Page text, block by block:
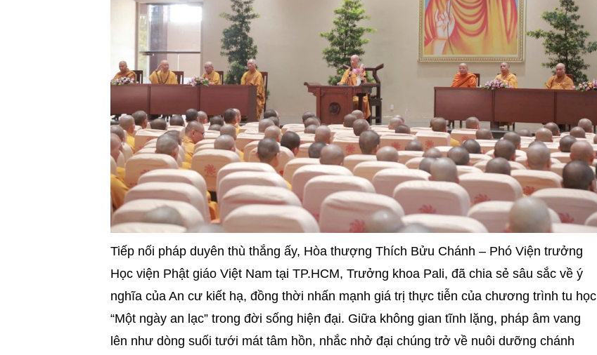
Tiếp nối pháp duyên thù thắng ấy, Hòa thượng Thích Bửu Chánh – Phó Viện trưởng
Học viện Phật giáo Việt Nam tại TP.HCM, Trưởng khoa Pali, đã chia sẻ sâu sắc về ý
nghĩa của An cư kiết hạ, đồng thời nhấn mạnh giá trị thực tiễn của chương trình tu học
“Một ngày an lạc” trong đời sống hiện đại. Giữa không gian tĩnh lặng, pháp âm vang
lên như dòng suối tưới mát tâm hồn, nhắc nhở đại chúng trở về nuôi dưỡng chánh